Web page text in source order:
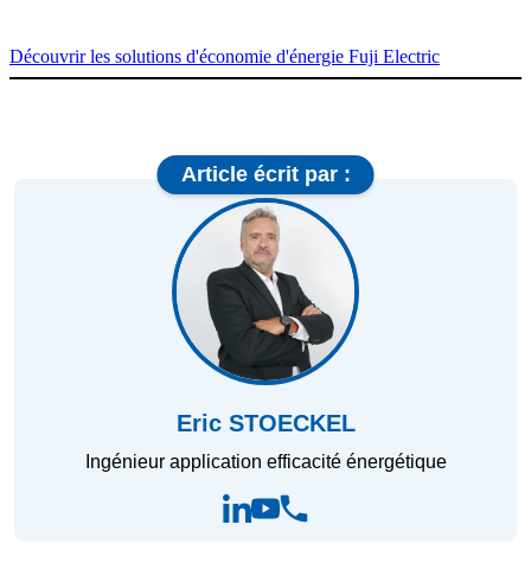
Découvrir les solutions d'économie d'énergie Fuji Electric
Article écrit par :
Eric STOECKEL
Ingénieur application efficacité énergétique